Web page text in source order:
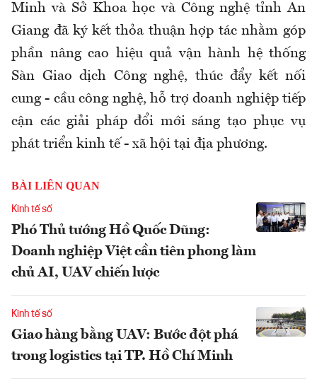
Minh và Sở Khoa học và Công nghệ tỉnh An
Giang đã ký kết thỏa thuận hợp tác nhằm góp
phần nâng cao hiệu quả vận hành hệ thống
Sàn Giao dịch Công nghệ, thúc đẩy kết nối
cung - cầu công nghệ, hỗ trợ doanh nghiệp tiếp
cận các giải pháp đổi mới sáng tạo phục vụ
phát triển kinh tế - xã hội tại địa phương.
BÀI LIÊN QUAN
Kinh tế số
Phó Thủ tướng Hồ Quốc Dũng:
Doanh nghiệp Việt cần tiên phong làm
chủ AI, UAV chiến lược
Kinh tế số
Giao hàng bằng UAV: Bước đột phá
trong logistics tại TP. Hồ Chí Minh